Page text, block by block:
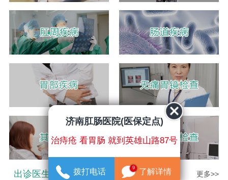
出诊医生介绍 更多>>
济南肛肠医院(医保定点)
治痔疮 看胃肠 就到英雄山路87号
拨打电话 9 了解详情